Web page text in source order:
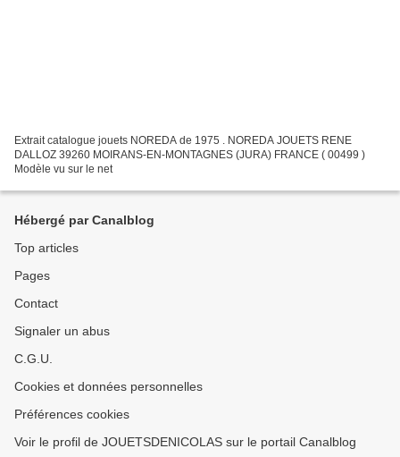
Extrait catalogue jouets NOREDA de 1975 . NOREDA JOUETS RENE
DALLOZ 39260 MOIRANS-EN-MONTAGNES (JURA) FRANCE ( 00499 )
Modèle vu sur le net
Hébergé par Canalblog
Top articles
Pages
Contact
Signaler un abus
C.G.U.
Cookies et données personnelles
Préférences cookies
Voir le profil de JOUETSDENICOLAS sur le portail Canalblog